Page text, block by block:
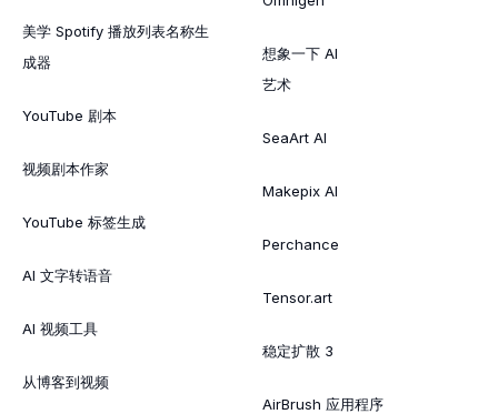
美学 Spotify 播放列表名称生
成器
YouTube 剧本
视频剧本作家
YouTube 标签生成
AI 文字转语音
AI 视频工具
从博客到视频
想象一下 AI
艺术
SeaArt AI
Makepix AI
Perchance
Tensor.art
稳定扩散 3
AirBrush 应用程序